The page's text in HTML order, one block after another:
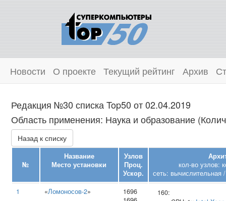
Новости О проекте Текущий рейтинг Архив
Редакция №30 списка Top50 от 02.04.2019
Область применения: Наука и образование
Назад к списку
№
Название
Место установки
Узлов
Проц.
Ускор.
кол-во узлов:
сеть: вычислительная
1
«Ломоносов-2»
1696
160: